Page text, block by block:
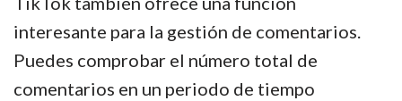
interesante para la gestión de comentarios.
Puedes comprobar el número total de
comentarios en un periodo de tiempo